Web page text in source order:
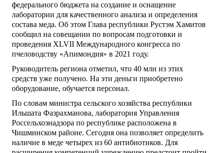
федерального бюджета на создание и оснащение
лаборатории для качественного анализа и определения
состава меда. Об этом Глава республики Рустэм Хамитов
сообщил на совещании по вопросам подготовки и
проведения XLVII Международного конгресса по
пчеловодству «Апимондия» в 2021 году.
Руководитель региона отметил, что 40 млн из этих
средств уже получено. На эти деньги приобретено
оборудование, обучается персонал.
По словам министра сельского хозяйства республики
Ильшата Фазрахманова, лаборатория Управления
Россельхознадзора по республике расположена в
Чишминском районе. Сегодня она позволяет определить
наличие в меде четырех из 60 антибиотиков. Для